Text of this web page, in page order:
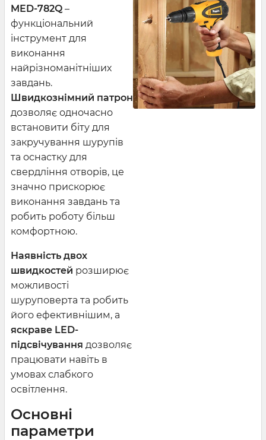
MED-782Q –
функціональний
інструмент для
виконання
найрізноманітніших
завдань.
Швидкознімний патрон
дозволяє одночасно
встановити біту для
закручування шурупів
та оснастку для
свердління отворів, це
значно прискорює
виконання завдань та
робить роботу більш
комфортною.
Наявність двох
швидкостей розширює
можливості
шуруповерта та робить
його ефективнішим, а
яскраве LED-
підсвічування дозволяє
працювати навіть в
умовах слабкого
освітлення.
Основні
параметри